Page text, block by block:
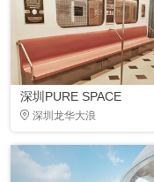
深圳PURE SPACE
深圳龙华大浪